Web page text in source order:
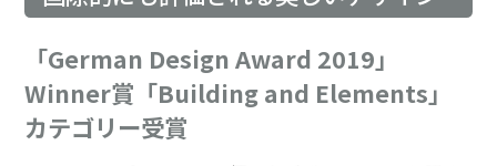
「German Design Award 2019」
Winner賞「Building and Elements」
カテゴリー受賞